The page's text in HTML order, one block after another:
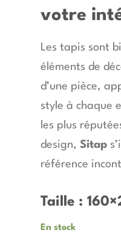
votre
Les tapis sont
éléments de
d’une pièce,
style à chaque
les plus
design, Sitap
référence
Taille :
En stock